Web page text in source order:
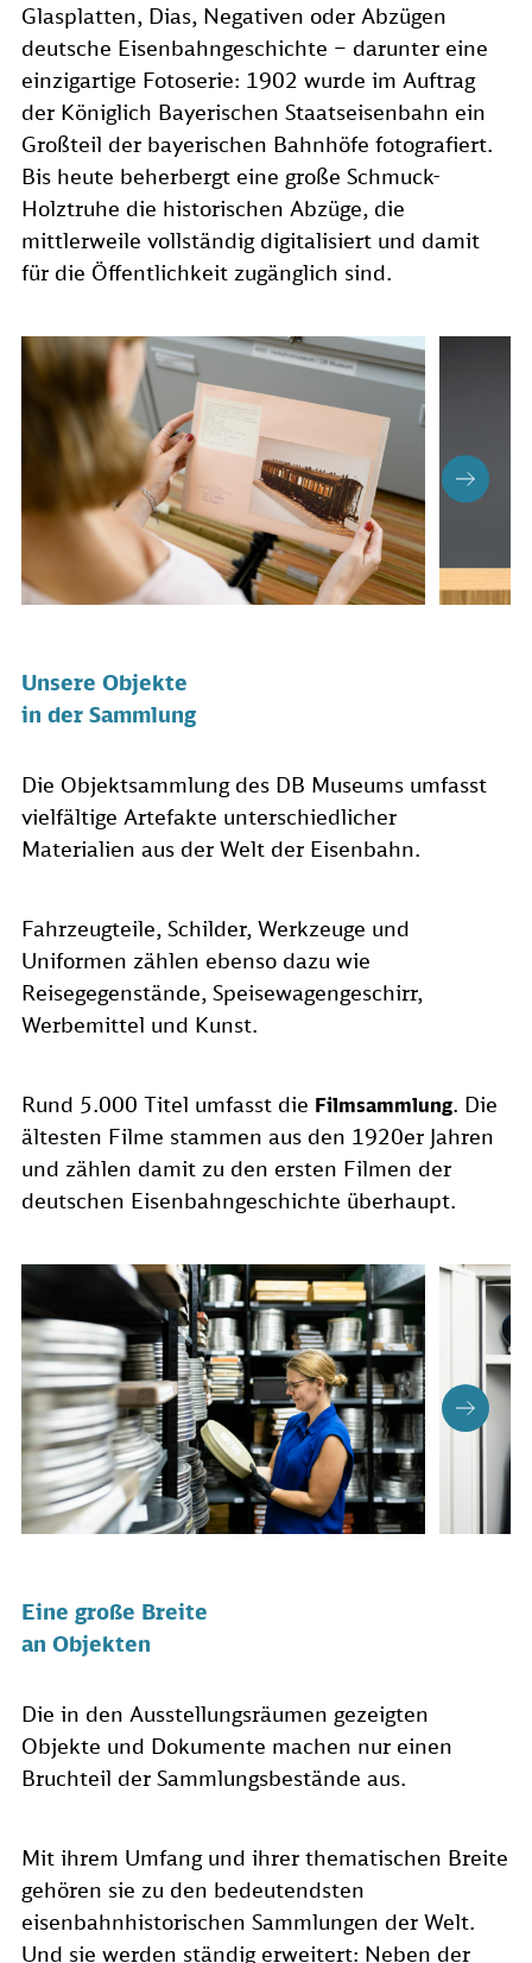
Glasplatten, Dias, Negativen oder Abzügen
deutsche Eisenbahngeschichte – darunter eine
einzigartige Fotoserie: 1902 wurde im Auftrag
der Königlich Bayerischen Staatseisenbahn ein
Großteil der bayerischen Bahnhöfe fotografiert.
Bis heute beherbergt eine große Schmuck-
Holztruhe die historischen Abzüge, die
mittlerweile vollständig digitalisiert und damit
für die Öffentlichkeit zugänglich sind.
Unsere Objekte
in der Sammlung
Die Objektsammlung des DB Museums umfasst
vielfältige Artefakte unterschiedlicher
Materialien aus der Welt der Eisenbahn.
Fahrzeugteile, Schilder, Werkzeuge und
Uniformen zählen ebenso dazu wie
Reisegegenstände, Speisewagengeschirr,
Werbemittel und Kunst.
Rund 5.000 Titel umfasst die Filmsammlung. Die
ältesten Filme stammen aus den 1920er Jahren
und zählen damit zu den ersten Filmen der
deutschen Eisenbahngeschichte überhaupt.
Eine große Breite
an Objekten
Die in den Ausstellungsräumen gezeigten
Objekte und Dokumente machen nur einen
Bruchteil der Sammlungsbestände aus.
Mit ihrem Umfang und ihrer thematischen Breite
gehören sie zu den bedeutendsten
eisenbahnhistorischen Sammlungen der Welt.
Und sie werden ständig erweitert: Neben der